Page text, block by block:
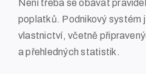
Není třeba se obávat
poplatků. Podnikový systém
vlastnictví, včetně
a přehledných statistik.